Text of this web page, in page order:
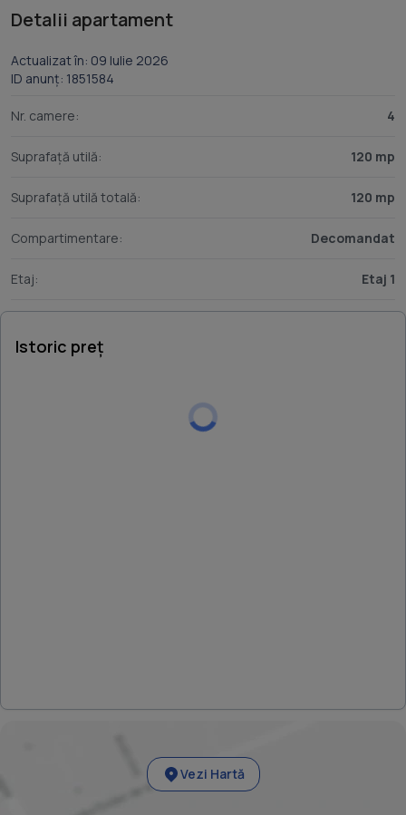
Detalii apartament
Actualizat în: 09 Iulie 2026
ID anunț: 1851584
Nr. camere: 4
Suprafață utilă: 120 mp
Suprafață utilă totală: 120 mp
Compartimentare: Decomandat
Etaj: Etaj 1
Istoric preț
Vezi Hartă